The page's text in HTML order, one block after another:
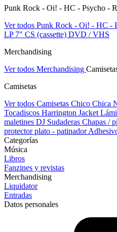
Punk Rock - Oi! - HC - Psycho -
Ver todos Punk Rock - Oi! - HC -
LP 7" CS (cassette) DVD / VHS
Merchandising
Ver todos Merchandising
Camisetas
Ver todos Camisetas Chico Chica
Tocadiscos Harrington Jacket
maletines DJ Sudaderas Chapas /
protector plato - patinador
Categorías
Música
Libros
Fanzines y revistas
Merchandising
Liquidator
Entradas
Datos personales